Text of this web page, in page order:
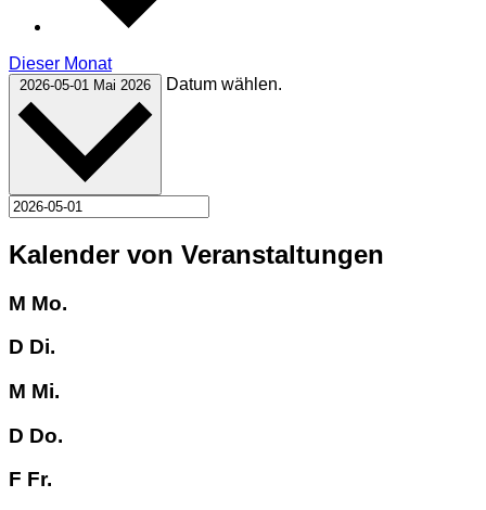
Dieser Monat
2026-05-01 Mai 2026 Datum wählen.
Kalender von Veranstaltungen
M Mo.
D Di.
M Mi.
D Do.
F Fr.